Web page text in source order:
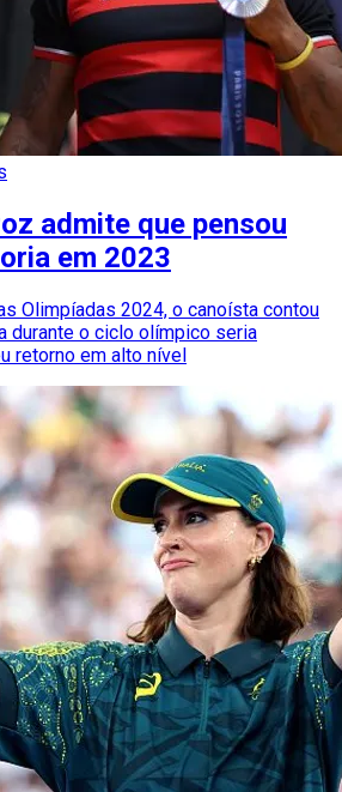
admite que pensou
em 2023
Olimpíadas 2024, o canoísta contou
durante o ciclo olímpico seria
retorno em alto nível